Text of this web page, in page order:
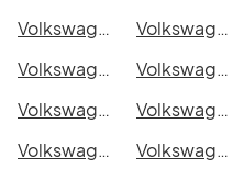
Volkswagen Golf GTI Performance i Eskilstuna
Volkswagen Golf GTI Performance i Kalmar
Volkswagen Golf GTI Performance i Kristianstad
Volkswagen Golf GTI Performance i Sundsvall
Volkswagen Golf GTI Performance i Borås
Volkswagen Golf GTI Performance i Falkenberg
Volkswagen Golf GTI Performance i Lund
Volkswagen Golf GTI Performance i Mönsterås